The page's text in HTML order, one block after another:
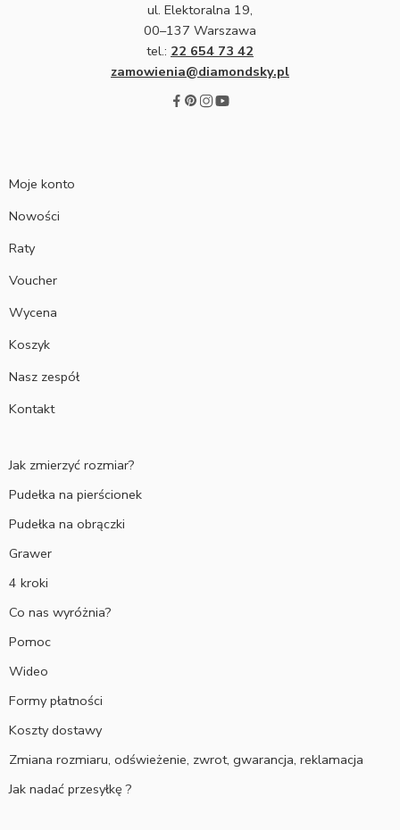
ul. Elektoralna 19,
00–137 Warszawa
tel.: 22 654 73 42
zamowienia@diamondsky.pl
Moje konto
Nowości
Raty
Voucher
Wycena
Koszyk
Nasz zespół
Kontakt
Jak zmierzyć rozmiar?
Pudełka na pierścionek
Pudełka na obrączki
Grawer
4 kroki
Co nas wyróżnia?
Pomoc
Wideo
Formy płatności
Koszty dostawy
Zmiana rozmiaru, odświeżenie, zwrot, gwarancja, reklamacja
Jak nadać przesyłkę ?